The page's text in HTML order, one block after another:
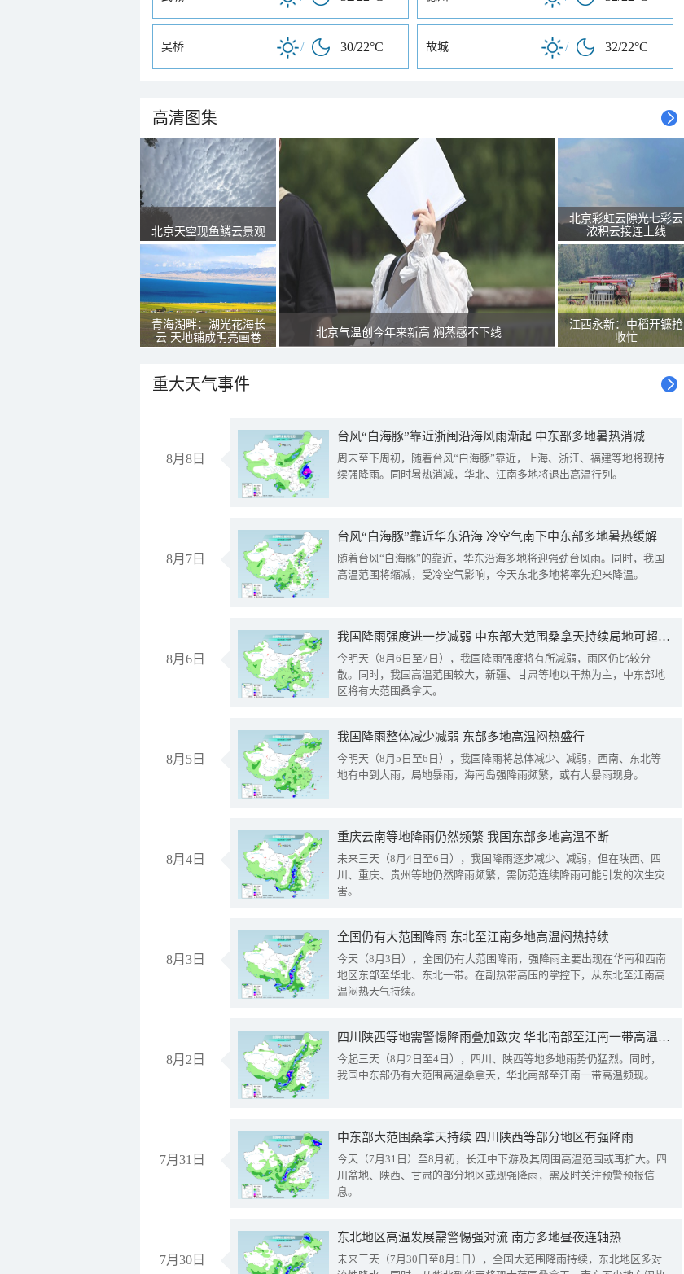
吴桥 / 30/22°C 故城 / 32/22°C
高清图集
北京天空现鱼鳞云景观
青海湖畔：湖光花海长
云 天地铺成明亮画卷
北京气温创今年来新高 焖蒸感不下线
北京彩虹云隙光七彩云
浓积云接连上线
江西永新：中稻开镰抢
收忙
重大天气事件
8月8日
台风“白海豚”靠近浙闽沿海风雨渐起 中东部多地暑热消减
周末至下周初，随着台风“白海豚”靠近，上海、浙江、福建等地将现持
续强降雨。同时暑热消减，华北、江南多地将退出高温行列。
8月7日
台风“白海豚”靠近华东沿海 冷空气南下中东部多地暑热缓解
随着台风“白海豚”的靠近，华东沿海多地将迎强劲台风雨。同时，我国
高温范围将缩减，受冷空气影响，今天东北多地将率先迎来降温。
8月6日
我国降雨强度进一步减弱 中东部大范围桑拿天持续局地可超38℃
今明天（8月6日至7日），我国降雨强度将有所减弱，雨区仍比较分
散。同时，我国高温范围较大，新疆、甘肃等地以干热为主，中东部地
区将有大范围桑拿天。
8月5日
我国降雨整体减少减弱 东部多地高温闷热盛行
今明天（8月5日至6日），我国降雨将总体减少、减弱，西南、东北等
地有中到大雨，局地暴雨，海南岛强降雨频繁，或有大暴雨现身。
8月4日
重庆云南等地降雨仍然频繁 我国东部多地高温不断
未来三天（8月4日至6日），我国降雨逐步减少、减弱，但在陕西、四
川、重庆、贵州等地仍然降雨频繁，需防范连续降雨可能引发的次生灾
害。
8月3日
全国仍有大范围降雨 东北至江南多地高温闷热持续
今天（8月3日），全国仍有大范围降雨，强降雨主要出现在华南和西南
地区东部至华北、东北一带。在副热带高压的掌控下，从东北至江南高
温闷热天气持续。
8月2日
四川陕西等地需警惕降雨叠加致灾 华北南部至江南一带高温频现
今起三天（8月2日至4日），四川、陕西等地多地雨势仍猛烈。同时，
我国中东部仍有大范围高温桑拿天，华北南部至江南一带高温频现。
7月31日
中东部大范围桑拿天持续 四川陕西等部分地区有强降雨
今天（7月31日）至8月初，长江中下游及其周围高温范围或再扩大。四
川盆地、陕西、甘肃的部分地区或现强降雨，需及时关注预警预报信
息。
7月30日
东北地区高温发展需警惕强对流 南方多地昼夜连轴热
未来三天（7月30日至8月1日），全国大范围降雨持续，东北地区多对